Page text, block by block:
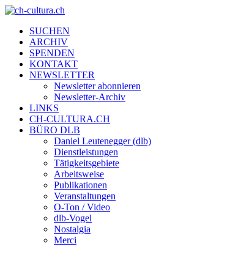
SUCHEN
ARCHIV
SPENDEN
KONTAKT
NEWSLETTER
Newsletter abonnieren
Newsletter-Archiv
LINKS
CH-CULTURA.CH
BÜRO DLB
Daniel Leutenegger (dlb)
Dienstleistungen
Tätigkeitsgebiete
Arbeitsweise
Publikationen
Veranstaltungen
O-Ton / Video
dlb-Vogel
Nostalgia
Merci